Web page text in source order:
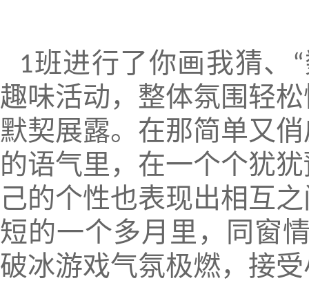
1班进行了你画我猜、 “
趣味活动，整体氛围轻
默契展露。在那简单又
的语气里，在一个个犹
己的个性也表现出相互
短的一个多月里，同窗
破冰游戏气氛极燃，接